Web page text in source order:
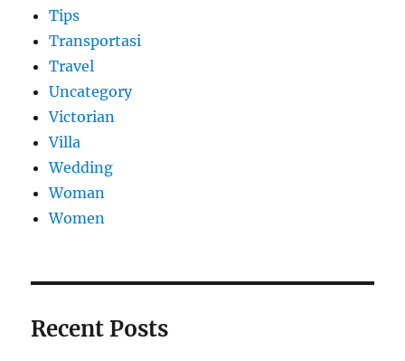
Tips
Transportasi
Travel
Uncategory
Victorian
Villa
Wedding
Woman
Women
Recent Posts